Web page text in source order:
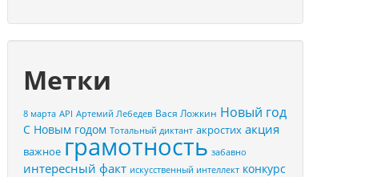
Метки
8 марта API Артемий Лебедев Вася Ложкин Новый год
С Новым годом Тотальный диктант акростих акция
важное грамотность забавно
интересный факт искусственный интеллект конкурс